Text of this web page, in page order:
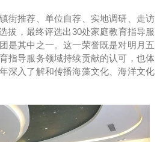
街推荐、单位自荐、实地调研、走访
拔，最终评选出30处家庭教育指导服
是其中之一。这一荣誉既是对明月五
指导服务领域持续贡献的认可，也体
深入了解和传播海藻文化、海洋文化